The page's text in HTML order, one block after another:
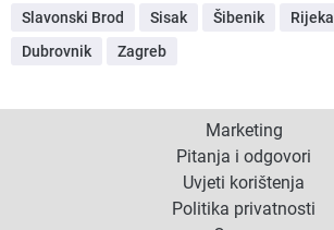
Slavonski Brod
Sisak Šibenik Rijeka
Dubrovnik
Zagreb
Marketing
Pitanja i odgovori
Uvjeti korištenja
Politika privatnosti